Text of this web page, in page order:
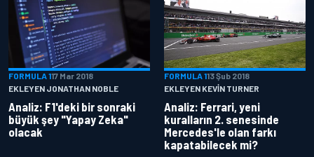
FORMULA 117 Mar 2018
EKLEYEN JONATHAN NOBLE
Analiz: F1'deki bir sonraki
büyük şey "Yapay Zeka"
olacak
FORMULA 113 Şub 2018
EKLEYEN KEVIN TURNER
Analiz: Ferrari, yeni
kuralların 2. senesinde
Mercedes'le olan farkı
kapatabilecek mi?